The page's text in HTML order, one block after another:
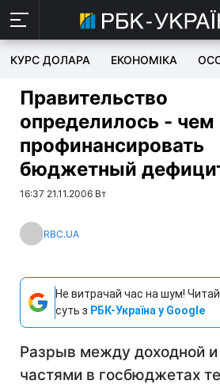
КУРС ДОЛАРА ЕКОНОМІКА
Правительство
определилось - чем
профинансировать
бюджетный
16:37 21.11.2006 Вт
RBC.UA
Не витрачай час на шум! Читай
суть з РБК-Україна у Google
Разрыв между доходной и
частями в госбюджетах